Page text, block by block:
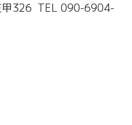
甲326 TEL 090-6904-